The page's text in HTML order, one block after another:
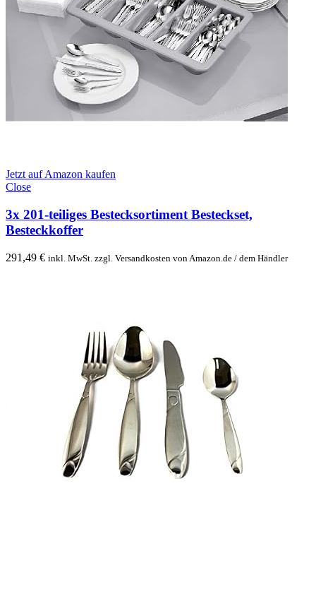
Jetzt auf Amazon kaufen
Close
3x 201-teiliges Bestecksortiment Besteckset,
Besteckkoffer
291,49 € inkl. MwSt. zzgl. Versandkosten von Amazon.de / dem Händler